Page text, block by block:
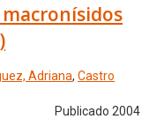
Adriana, Castro
Publicado 2004